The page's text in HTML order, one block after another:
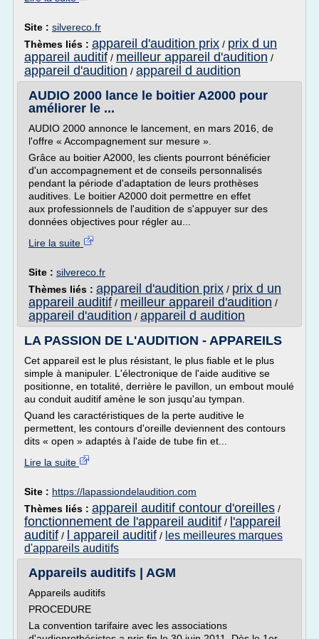
Site : silvereco.fr
Thèmes liés : appareil d'audition prix / prix d un
appareil auditif / meilleur appareil d'audition /
appareil d'audition / appareil d audition
AUDIO 2000 lance le boitier A2000 pour
améliorer le ...
AUDIO 2000 annonce le lancement, en mars 2016, de
l'offre « Accompagnement sur mesure ».
Grâce au boitier A2000, les clients pourront bénéficier
d'un accompagnement et de conseils personnalisés
pendant la période d'adaptation de leurs prothèses
auditives. Le boitier A2000 doit permettre en effet
aux professionnels de l'audition de s'appuyer sur des
données objectives pour régler au...
Lire la suite
Site : silvereco.fr
Thèmes liés : appareil d'audition prix / prix d un
appareil auditif / meilleur appareil d'audition /
appareil d'audition / appareil d audition
LA PASSION DE L'AUDITION - APPAREILS
Cet appareil est le plus résistant, le plus fiable et le plus
simple à manipuler. L'électronique de l'aide auditive se
positionne, en totalité, derrière le pavillon, un embout moulé
au conduit auditif amène le son jusqu'au tympan.
Quand les caractéristiques de la perte auditive le
permettent, les contours d'oreille deviennent des contours
dits « open » adaptés à l'aide de tube fin et...
Lire la suite
Site : https://lapassiondelaudition.com
Thèmes liés : appareil auditif contour d'oreilles /
fonctionnement de l'appareil auditif / l'appareil
auditif / l appareil auditif / les meilleures marques
d'appareils auditifs
Appareils auditifs | AGM
Appareils auditifs
PROCEDURE
La convention tarifaire avec les associations